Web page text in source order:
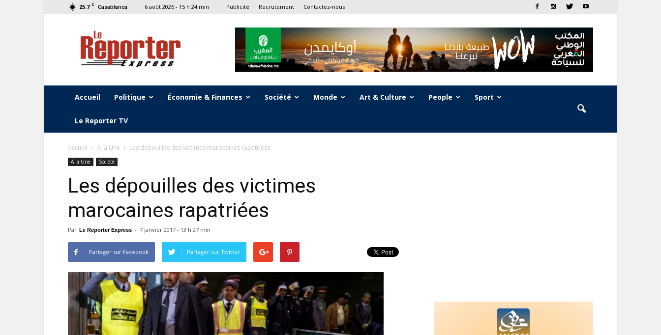
25.7 C Casablanca 6 août 2026 - 15 h 24 min Publicité Recrutement Contactez-nous
Le
Reporter
Express
Accueil Politique Économie & Finances Société Monde Art & Culture People Sport
Le Reporter TV
Accueil A la Une Les dépouilles des victimes marocaines rapatriées
A la Une Société
Les dépouilles des victimes
marocaines rapatriées
Par Le Reporter Express - 7 janvier 2017 - 13 h 27 min
Partager sur Facebook Partager sur Twitter